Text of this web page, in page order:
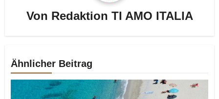
Von Redaktion TI AMO ITALIA
Ähnlicher Beitrag